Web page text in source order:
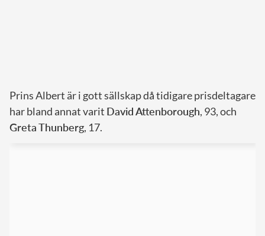
Prins Albert är i gott sällskap då tidigare prisdeltagare
har bland annat varit David Attenborough, 93, och
Greta Thunberg, 17.